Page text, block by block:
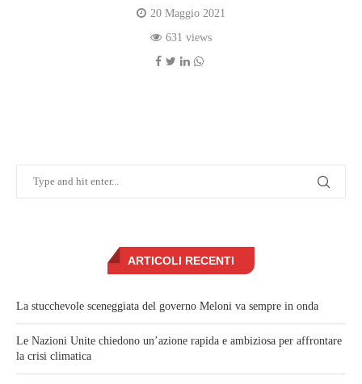
20 Maggio 2021
631 views
ARTICOLI RECENTI
La stucchevole sceneggiata del governo Meloni va sempre in onda
Le Nazioni Unite chiedono un’azione rapida e ambiziosa per affrontare
la crisi climatica